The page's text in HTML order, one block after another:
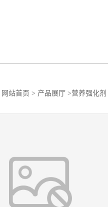
网站首页 > 产品展厅 >营养强化剂